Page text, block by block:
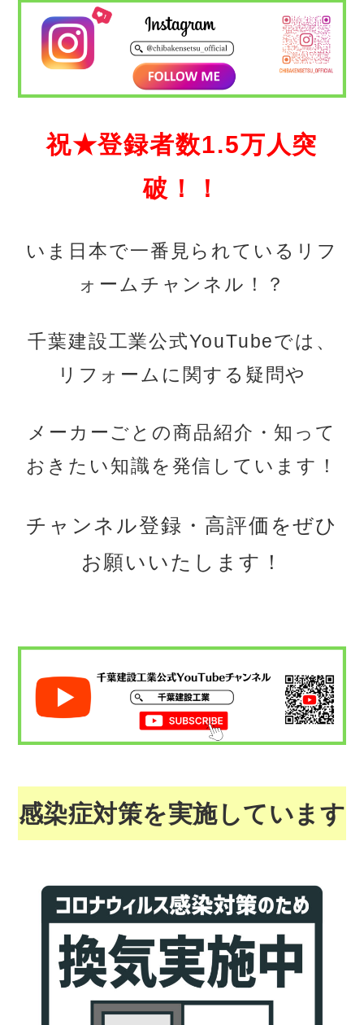
祝★登録者数1.5万人突
破！！
いま日本で一番見られているリフ
ォームチャンネル！？
千葉建設工業公式YouTubeでは、
リフォームに関する疑問や
メーカーごとの商品紹介・知って
おきたい知識を発信しています！
チャンネル登録・高評価をぜひ
お願いいたします！
感染症対策を実施しています